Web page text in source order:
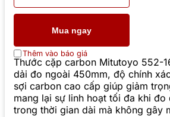
Mua ngay
Thêm vào báo giá
Thước cặp carbon Mitutoyo 552-
dải đo ngoài 450mm, độ chính
sợi carbon cao cấp giúp giảm
mang lại sự linh hoạt tối đa khi đo
trong thời gian dài mà không gây